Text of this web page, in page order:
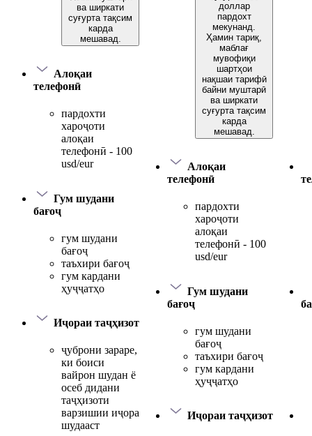
ва ширкати
суғурта тақсим
карда
мешавад.
Алоқаи
телефонӣ
пардохти
хароҷоти
алоқаи
телефонӣ - 100
usd/eur
Гум шудани
бағоҷ
гум шудани
бағоҷ
таъхири бағоҷ
гум кардани
ҳуҷҷатҳо
Иҷораи таҷҳизот
ҷуброни зараре,
ки боиси
вайрон шудан ё
осеб дидани
таҷҳизоти
варзишии иҷора
шудааст
доллар
пардохт
мекунанд.
Ҳамин тариқ,
маблағ
мувофиқи
шартҳои
нақшаи тарифӣ
байни муштарӣ
ва ширкати
суғурта тақсим
карда
мешавад.
Алоқаи
телефонӣ
пардохти
хароҷоти
алоқаи
телефонӣ - 100
usd/eur
Гум шудани
бағоҷ
гум шудани
бағоҷ
таъхири бағоҷ
гум кардани
ҳуҷҷатҳо
Иҷораи таҷҳизот